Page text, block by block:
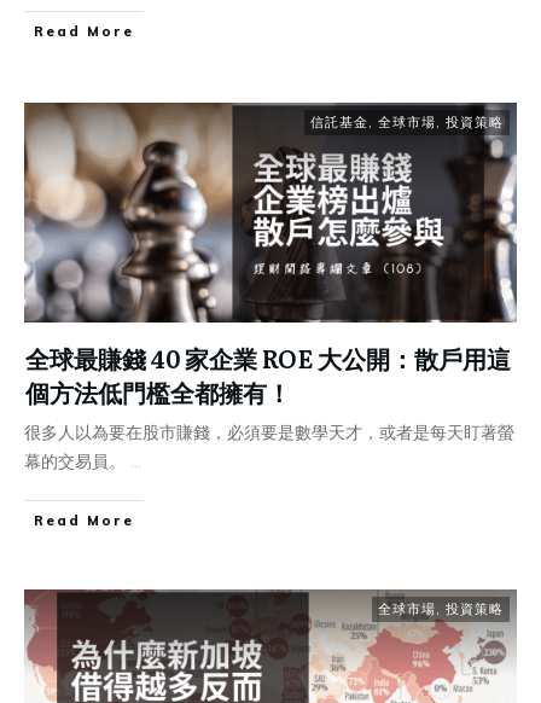
Read More
信託基金, 全球市場, 投資策略
全球最賺錢 40 家企業 ROE 大公開：散戶用這
個方法低門檻全都擁有！
很多人以為要在股市賺錢，必須要是數學天才，或者是每天盯著螢
幕的交易員。 ...
Read More
全球市場, 投資策略